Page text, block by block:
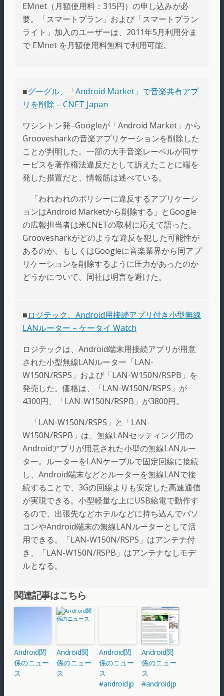
EMnet（月額使用料：315円）の申し込みが必
要。「スマートプラン」および「スマートプラン
ライト」加入のユーザーは、2011年5月利用分ま
で EMnet を月額使用料無料で利用可能。
■グーグル、「Android Market」で音楽共有アプ
リを削除 – CNET Japan
ワシントン発–Googleが「Android Market」から
Groovesharkの音楽アプリケーションを削除した
ことが判明した。一部の大手音楽レーベルが同サ
ービスを著作権法違反だとして訴えたことに端を
発した措置だと、情報筋は述べている。
「われわれのポリシーに違反するアプリケーシ
ョンはAndroid Marketから削除する」とGoogle
の広報担当者は米CNETの取材に応えて語った。
Groovesharkがどのような違反を犯した可能性が
あるのか、もしくはGoogleに音楽業界から同アプ
リケーションを削除するように圧力があったのか
どうかについて、同社は明言を避けた。
■ロジテック、Android用接続アプリ付き小型無線
LANルーター – ケータイ Watch
ロジテックは、Android端末用接続アプリが用意
された小型無線LANルーター「LAN-
W150N/RSPS」および「LAN-W150N/RSPB」を
発売した。価格は、「LAN-W150N/RSPS」が
4300円、「LAN-W150N/RSPB」が3800円。
「LAN-W150N/RSPS」と「LAN-
W150N/RSPB」は、無線LANセッティング用の
Androidアプリが用意された小型の無線LANルー
ター。ルーターをLANケーブルで固定回線に接続
し、Android端末などとルーターを無線LANで接
続することで、3Gの回線よりも安定した高速通信
が実現できる。小型軽量な上にUSB給電で動作す
るので、出張先などホテルなどに持ち込んでパソ
コンやAndroid端末の無線LANルーターとして活
用できる。「LAN-W150N/RSPS」はアンテナ付
き、「LAN-W150N/RSPB」はアンテナなしモデ
ルとなる。
関連記事はこちら
Android関
係のニュー
ス
Android関
係のニュー
ス
Android関
係のニュー
ス
#androidjp
Android関
係のニュー
ス
#androidjp